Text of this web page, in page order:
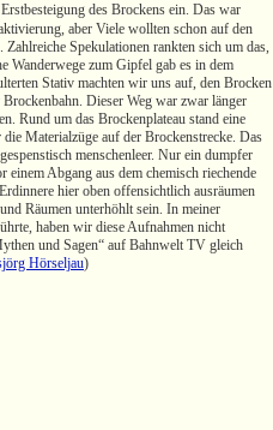
des Brockens ein. Das war
aber Viele wollten schon auf den
Spekulationen rankten sich um das,
Wanderwege zum Gipfel gab es in dem
Stativ machten wir uns auf, den Brocken
Dieser Weg war zwar länger
Rund um das Brockenplateau stand eine
Materialzüge auf der Brockenstrecke. Das
menschenleer. Nur ein dumpfer
Abgang aus dem chemisch riechende
hier oben offensichtlich ausräumen
Räumen unterhöhlt sein. In meiner
haben wir diese Aufnahmen nicht
und Sagen“ auf Bahnwelt TV gleich
Hörseljau)